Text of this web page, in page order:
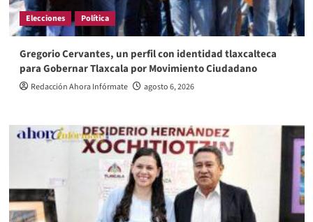
Elecciones Política
Gregorio Cervantes, un perfil con identidad tlaxcalteca
para Gobernar Tlaxcala por Movimiento Ciudadano
Redacción Ahora Infórmate agosto 6, 2026